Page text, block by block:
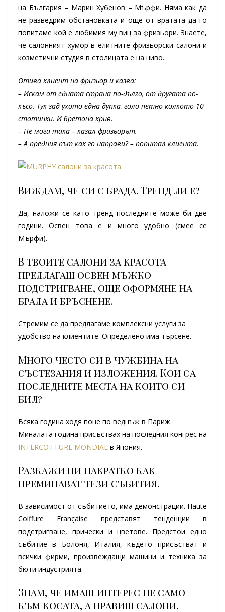
на България – Марин Хубенов – Мърфи. Няма как да
не разведрим обстановката и още от вратата да го
попитаме кой е любимия му виц за фризьори. Знаете,
че салонният хумор в елитните фризьорски салони и
козметични студия в столицата е на ниво.
Oтива клиент на фризьор и казва:
– Искам от едната страна по-дълго, от другата по-
късо. Тук зад ухото една дупка, голо петно колкото 10
стотинки. И бретона крив.
– Не мога така – казал фризьорът.
– А предния път как го направи? – попитал клиента.
Виждам, че си с брада. Тренд ли е?
Да, наложи се като тренд последните може би две
години. Освен това е и много удобно (смее се
Мърфи).
В твоите салони за красота
предлагаш освен мъжко
подстригване, още оформяне на
брада и бръснене.
Стремим се да предлагаме комплексни услуги за
удобство на клиентите. Определено има търсене.
Много често си в чужбина на
състезания и изложения. Кои са
последните места на които си
бил?
Всяка година ходя поне по веднъж в Париж.
Миналата година присъствах на последния конгрес на
INTERCOIFFURE MONDIAL в Япония.
Разкажи ни накратко как
преминават тези събития.
В зависимост от събитието, има демонстрации. Haute
Coiffure Française представят тенденции в
подстригване, прически и цветове. Предстои едно
събитие в Болоня, Италия, където присъстват и
всички фирми, произвеждащи машини и техника за
бюти индустрията.
Знам, че имаш интерес не само
към косата, а правиш салони,